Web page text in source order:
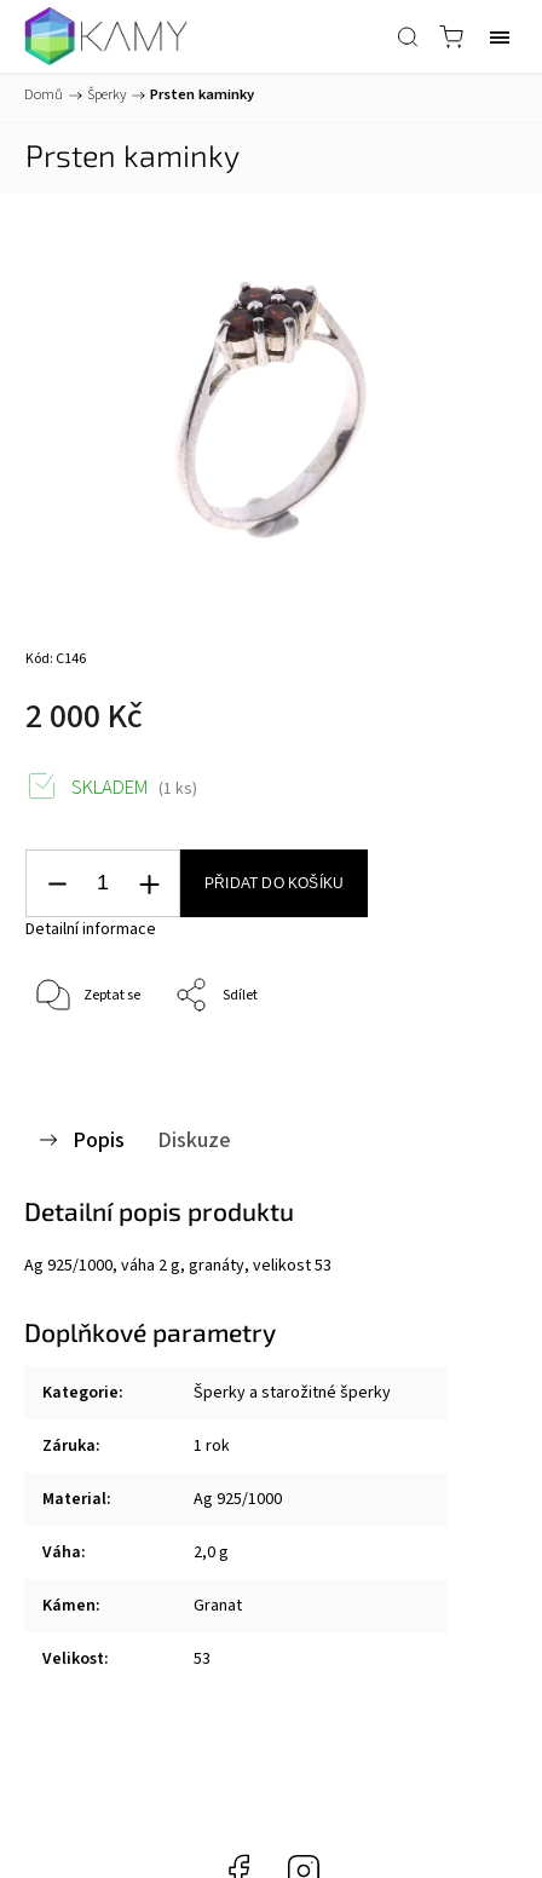
Domů / Šperky / Prsten kaminky
Prsten kaminky
Kód: C146
2 000 Kč
SKLADEM (1 ks)
PŘIDAT DO KOŠÍKU
Detailní informace
Zeptat se Sdílet
Popis Diskuze
Detailní popis produktu
Ag 925/1000, váha 2 g, granáty, velikost 53
Doplňkové parametry
Kategorie: Šperky a starožitné šperky
Záruka: 1 rok
Material: Ag 925/1000
Váha: 2,0 g
Kámen: Granat
Velikost: 53
Facebook